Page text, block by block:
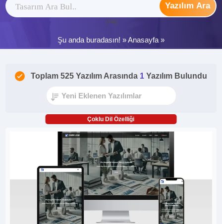
Yazılım Ara
ytag
Şu anda buradasın! »Anasayfa »
Toplam 525 Yazılım Arasında 1 Yazılım Bulundu
Çoklu Dil Özelliği